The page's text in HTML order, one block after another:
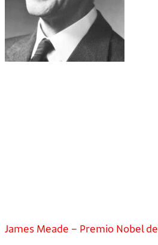
James Meade – Premio Nobel